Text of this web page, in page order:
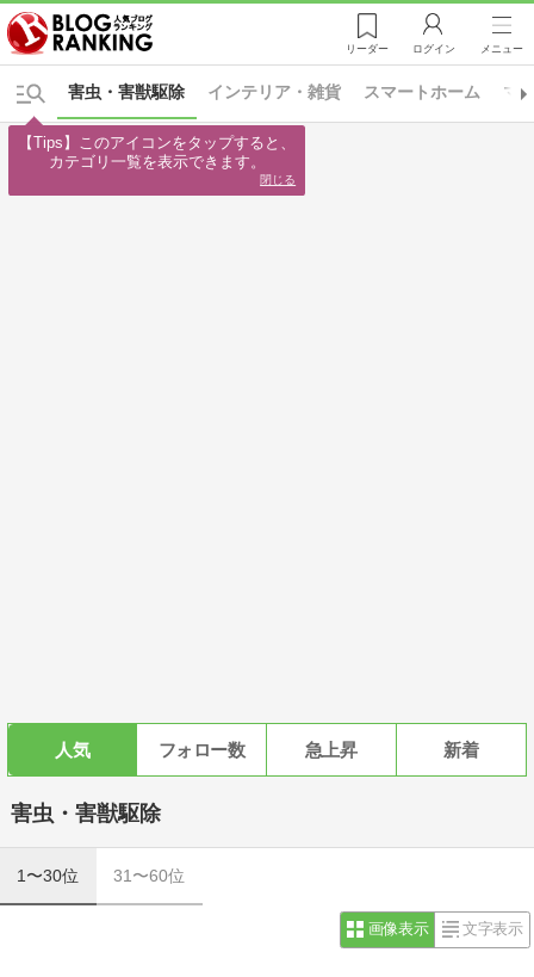
リーダー ログイン メニュー
インテリア・雑貨 スマートホーム マ
害虫・害獣駆除
人気 フォロー数 急上昇 新着
害虫・害獣駆除
1〜30位 31〜60位
画像表示 文字表示
【Tips】このアイコンをタップすると、
カテゴリ一覧を表示できます。
閉じる